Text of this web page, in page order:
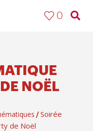
0
NOËL
/ Soirée
de Noël